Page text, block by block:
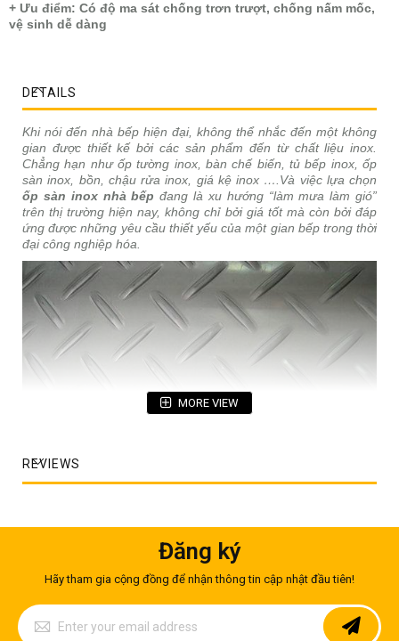
+ Ưu điểm: Có độ ma sát chống trơn trượt, chống nấm mốc,
vệ sinh dễ dàng
DETAILS
Khi nói đến nhà bếp hiện đại, không thể nhắc đến một không
gian được thiết kế bởi các sản phẩm đến từ chất liệu inox.
Chẳng hạn như ốp tường inox, bàn chế biến, tủ bếp inox, ốp
sàn inox, bồn, chậu rửa inox, giá kệ inox ….Và việc lựa chọn
ốp sàn inox nhà bếp đang là xu hướng “làm mưa làm gió”
trên thị trường hiện nay, không chỉ bởi giá tốt mà còn bởi đáp
ứng được những yêu cầu thiết yếu của một gian bếp trong thời
đại công nghiệp hóa.
Tấm ốp sàn inox chống trượt
Tình hình thực tế của các sản phẩm sàn nhà bếp hiện
nay
MORE VIEW
REVIEWS
Đăng ký
Hãy tham gia cộng đồng để nhận thông tin cập nhật đầu tiên!
Sign
Up